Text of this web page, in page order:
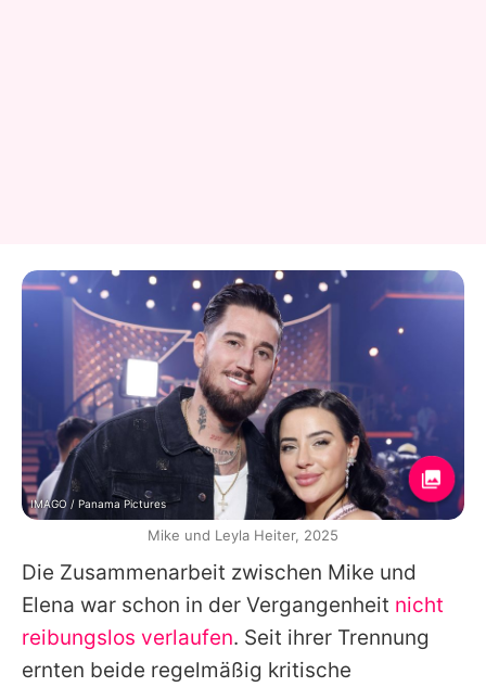
Die Zusammenarbeit zwischen Mike und
Elena war schon in der Vergangenheit nicht
reibungslos verlaufen. Seit ihrer Trennung
ernten beide regelmäßig kritische
IMAGO / Panama Pictures
Mike und Leyla Heiter, 2025